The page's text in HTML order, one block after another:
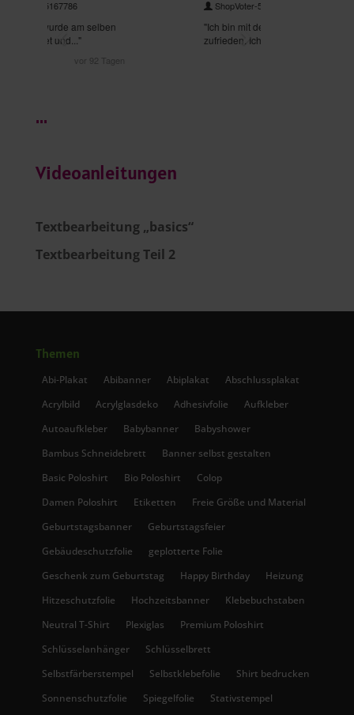
...
Videoanleitungen
Textbearbeitung „basics“
Textbearbeitung Teil 2
Themen
Abi-Plakat Abibanner Abiplakat
Abschlussplakat
Acrylbild
Acrylglasdeko Adhesivfolie
Aufkleber
Autoaufkleber
Babybanner
Babyshower
Bambus Schneidebrett
Banner selbst gestalten
Basic Poloshirt
Bio Poloshirt
Colop
Damen Poloshirt
Etiketten
Freie Größe und Material
Geburtstagsbanner
Geburtstagsfeier
Gebäudeschutzfolie
geplotterte Folie
Geschenk zum Geburtstag
Happy Birthday
Heizung
Hitzeschutzfolie
Hochzeitsbanner
Klebebuchstaben
Neutral T-Shirt
Plexiglas
Premium Poloshirt
Schlüsselanhänger
Schlüsselbrett
Selbstfärberstempel
Selbstklebefolie
Shirt bedrucken
Sonnenschutzfolie
Spiegelfolie
Stativstempel